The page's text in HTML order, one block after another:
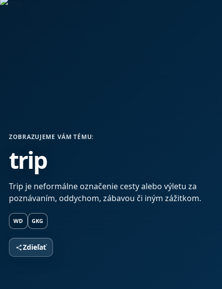
ZOBRAZUJEME VÁM TÉMU:
trip
Trip je neformálne označenie cesty alebo výletu za
poznávaním, oddychom, zábavou či iným zážitkom.
WD GKG
shareZdieľať